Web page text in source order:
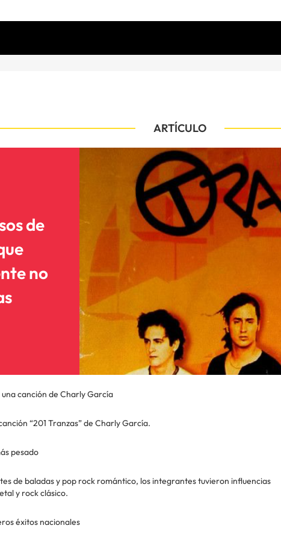
ARTÍCULO
de
no
una canción de Charly García
“201 Tranzas” de Charly García.
pesado
de baladas y pop rock romántico, los integrantes tuvieron influencias
y rock clásico.
éxitos nacionales